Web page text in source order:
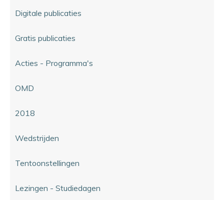
Digitale publicaties
Gratis publicaties
Acties - Programma's
OMD
2018
Wedstrijden
Tentoonstellingen
Lezingen - Studiedagen